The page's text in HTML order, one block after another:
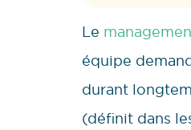
Le
équipe
durant
(définit dans